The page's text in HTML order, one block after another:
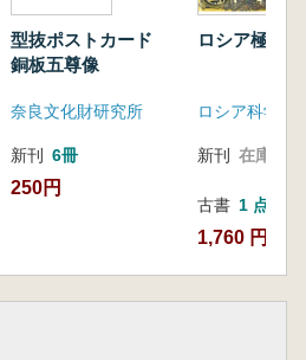
型抜ポストカード
銅板五尊像
奈良文化財研究所
新刊 6冊
250円
ロシア極東
新刊 在庫なし
古書 1 点
1,760 円